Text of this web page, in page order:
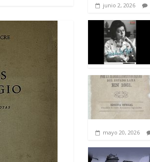
junio 2, 2026
mayo 20, 2026